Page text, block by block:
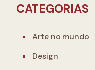
CATEGORIAS
Arte no mundo
Design